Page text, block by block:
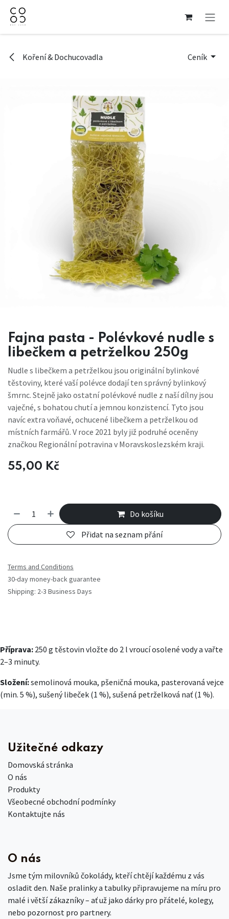
Přejít na obsah
Koření & Dochucovadla Ceník
Fajna pasta - Polévkové nudle s
libečkem a petrželkou 250g
Nudle s libečkem a petrželkou jsou originální bylinkové
těstoviny, které vaší polévce dodají ten správný bylinkový
šmrnc. Stejně jako ostatní polévkové nudle z naší dílny jsou
vaječné, s bohatou chutí a jemnou konzistencí. Tyto jsou
navíc extra voňavé, ochucené libečkem a petrželkou od
místních farmářů. V roce 2021 byly již podruhé oceněny
značkou Regionální potravina v Moravskoslezském kraji.
55,00 Kč
Do košíku
Přidat na seznam přání
Terms and Conditions
30-day money-back guarantee
Shipping: 2-3 Business Days
Příprava: 250 g těstovin vložte do 2 l vroucí osolené vody a vařte
2–3 minuty.
Složení:semolinová mouka, pšeničná mouka, pasterovaná vejce
(min. 5 %), sušený libeček (1 %), sušená petrželková nať (1 %).
Užitečné odkazy
Domovská stránka
O nás
Produkty
Všeobecné obchodní podmínky
Kontaktujte nás
O nás
Jsme tým milovníků čokolády, kteří chtějí každému z vás
osladit den. Naše pralinky a tabulky připravujeme na míru pro
malé i větší zákazníky – ať už jako dárky pro přátelé, kolegy,
nebo pozornost pro partnery.